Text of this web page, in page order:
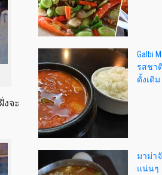
จะ
Galbi
รสชา
ดั้งเดิม
มาม่า
แน่นๆ